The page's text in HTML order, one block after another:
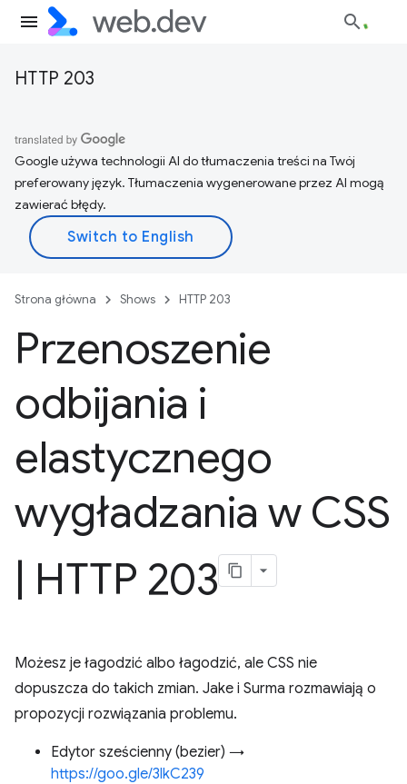
HTTP 203
Google używa technologii AI do tłumaczenia treści na Twój
preferowany język. Tłumaczenia wygenerowane przez AI mogą
zawierać błędy.
Strona główna Shows HTTP 203
Przenoszenie
odbijania i
elastycznego
wygładzania w CSS
HTTP 203
Możesz je łagodzić albo łagodzić, ale CSS nie
dopuszcza do takich zmian. Jake i Surma rozmawiają o
propozycji rozwiązania problemu.
Edytor sześcienny (bezier) →
https://goo.gle/3lkC239